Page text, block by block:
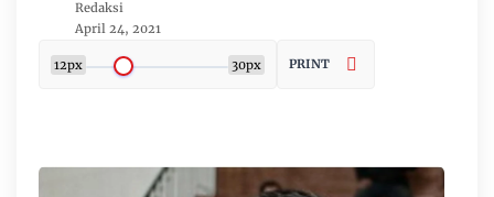
Redaksi
April 24, 2021
12px 30px PRINT